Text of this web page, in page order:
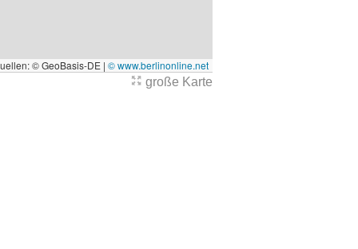
© GeoBasis-DE | © www.berlinonline.net
große Karte